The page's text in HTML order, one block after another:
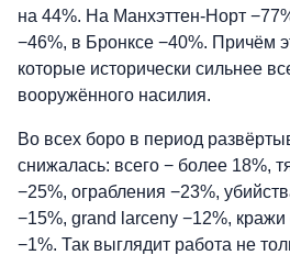
на 44%. На Манхэттен-Норт
−46%, в Бронксе −40%. Причём
которые исторически сильнее
вооружённого насилия.
Во всех боро в период
снижалась: всего − более 18%,
−25%, ограбления −23%,
−15%, grand larceny −12%,
−1%. Так выглядит работа не